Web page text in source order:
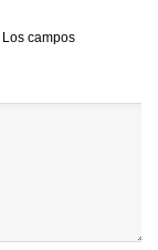
Los campos